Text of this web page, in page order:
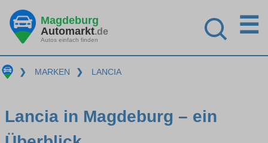
Magdeburg
Automarkt.de
Autos einfach finden
☰
❯ MARKEN ❯ LANCIA
Lancia in Magdeburg – ein